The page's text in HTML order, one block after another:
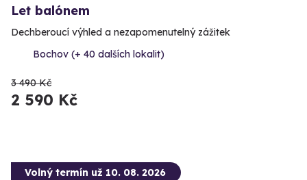
Let balónem
Dechberoucí výhled a nezapomenutelný zážitek
Bochov (+ 40 dalších lokalit)
3 490 Kč
2 590 Kč
Volný termín už 10. 08. 2026